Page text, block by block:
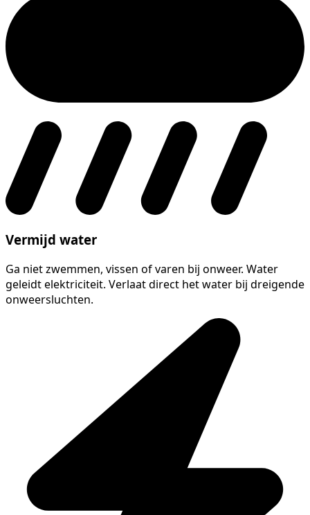
Vermijd water
Ga niet zwemmen, vissen of varen bij onweer. Water
geleidt elektriciteit. Verlaat direct het water bij dreigende
onweersluchten.